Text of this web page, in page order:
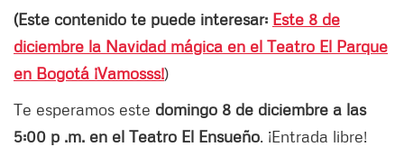
(Este contenido te puede interesar: Este 8 de
diciembre la Navidad mágica en el Teatro El Parque
en Bogotá ¡Vamosss!)
Te esperamos este domingo 8 de diciembre a las
5:00 p .m. en el Teatro El Ensueño. ¡Entrada libre!